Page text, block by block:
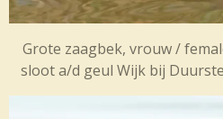
Grote zaagbek, vrouw /
sloot a/d geul Wijk bij